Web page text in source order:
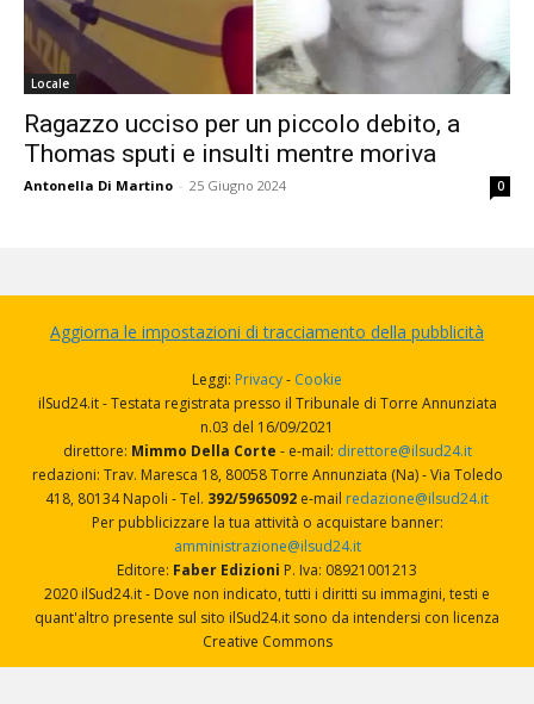
Locale
Ragazzo ucciso per un piccolo debito, a
Thomas sputi e insulti mentre moriva
Antonella Di Martino - 25 Giugno 2024 0
Aggiorna le impostazioni di tracciamento della pubblicità
Leggi: Privacy- Cookie
ilSud24.it - Testata registrata presso il Tribunale di Torre Annunziata
n.03 del 16/09/2021
direttore: Mimmo Della Corte - e-mail: direttore@ilsud24.it
redazioni: Trav. Maresca 18, 80058 Torre Annunziata (Na) - Via Toledo
418, 80134 Napoli - Tel. 392/5965092 e-mail redazione@ilsud24.it
Per pubblicizzare la tua attività o acquistare banner:
amministrazione@ilsud24.it
Editore: Faber Edizioni P. Iva: 08921001213
2020 ilSud24.it - Dove non indicato, tutti i diritti su immagini, testi e
quant'altro presente sul sito ilSud24.it sono da intendersi con licenza
Creative Commons